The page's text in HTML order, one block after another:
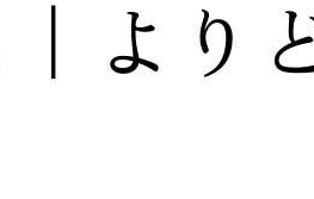
｜ より